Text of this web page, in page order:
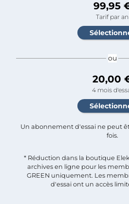
99,95
Tarif par an
ou
20,00
4 mois
Un abonnement d'essai ne peut
fois.​
* Réduction dans la boutique
archives en ligne pour les
GREEN uniquement. Les
d'essai ont un accès